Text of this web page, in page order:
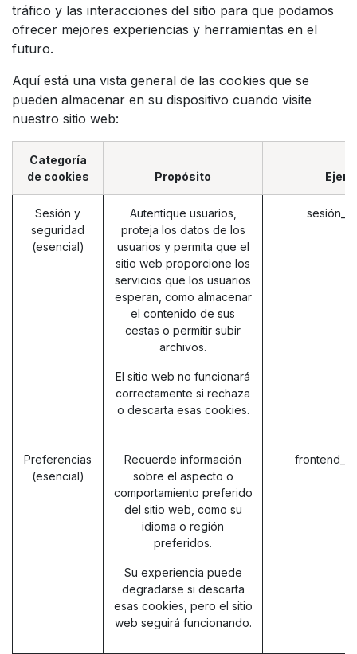
tráfico y las interacciones del sitio para que podamos
ofrecer mejores experiencias y herramientas en el
futuro.
Aquí está una vista general de las cookies que se
pueden almacenar en su dispositivo cuando visite
nuestro sitio web:
Categoría
de cookies
Propósito
Sesión y
seguridad
(esencial)
Autentique usuarios,
proteja los datos de los
usuarios y permita que el
sitio web proporcione los
servicios que los usuarios
esperan, como almacenar
el contenido de sus
cestas o permitir subir
archivos.
El sitio web no funcionará
correctamente si rechaza
o descarta esas cookies.
Preferencias
(esencial)
Recuerde información
sobre el aspecto o
comportamiento preferido
del sitio web, como su
idioma o región
preferidos.
Su experiencia puede
degradarse si descarta
esas cookies, pero el sitio
web seguirá funcionando.